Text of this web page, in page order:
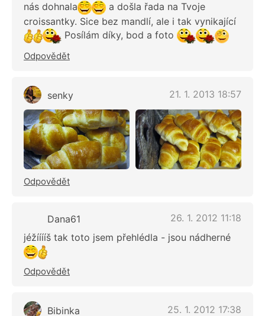
nás dohnala
a došla řada na Tvoje
croissantky. Sice bez mandlí, ale i tak vynikající
Posílám díky, bod a foto
Odpovědět
senky 21. 1. 2013 18:57
Odpovědět
Dana61
26. 1. 2012 11:18
jéžííííš tak toto jsem přehlédla - jsou nádherné
Odpovědět
Bibinka
25. 1. 2012 17:38